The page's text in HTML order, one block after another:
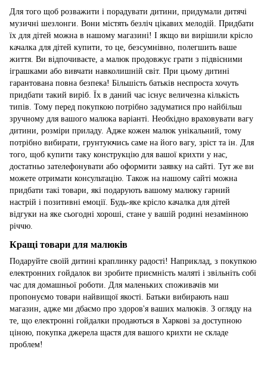
Для того щоб розважити і порадувати дитини, придумали дитячі
музичні шезлонги. Вони містять безліч цікавих мелодій. Придбати
їх для дітей можна в нашому магазині! І якщо ви вирішили крісло
качалка для дітей купити, то це, безсумнівно, полегшить ваше
життя. Ви відпочиваєте, а малюк продовжує грати з підвісними
іграшками або вивчати навколишній світ. При цьому дитині
гарантована повна безпека! Більшість батьків неспроста хочуть
придбати такий виріб. Їх в даний час існує величезна кількість
типів. Тому перед покупкою потрібно задуматися про найбільш
зручному для вашого малюка варіанті. Необхідно враховувати вагу
дитини, розміри приладу. Адже кожен малюк унікальний, тому
потрібно вибирати, грунтуючись саме на його вагу, зріст та ін. Для
того, щоб купити таку конструкцію для вашої крихти у нас,
достатньо зателефонувати або оформити заявку на сайті. Тут же ви
можете отримати консультацію. Також на нашому сайті можна
придбати такі товари, які подарують вашому малюку гарний
настрій і позитивні емоції. Будь-яке крісло качалка для дітей
відгуки на яке сьогодні хороші, стане у вашій родині незамінною
річчю.
Кращі товари для малюків
Подаруйте своїй дитині краплинку радості! Наприклад, з покупкою
електронних гойдалок ви зробите приємність маляті і звільніть собі
час для домашньої роботи. Для маленьких споживачів ми
пропонуємо товари найвищої якості. Батьки вибирають наш
магазин, адже ми дбаємо про здоров'я ваших малюків. З огляду на
те, що електронні гойдалки продаються в Харкові за доступною
ціною, покупка джерела щастя для вашого крихти не складе
проблем!